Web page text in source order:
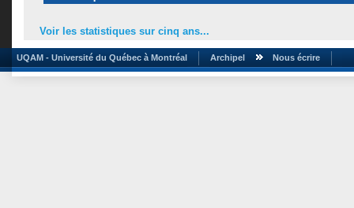
Voir les statistiques sur cinq ans...
UQAM - Université du Québec à Montréal Archipel Nous écrire